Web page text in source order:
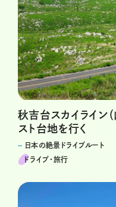
秋吉台スカイライン
スト台地を行く
日本の絶景ドライブルート
ドライブ･旅行